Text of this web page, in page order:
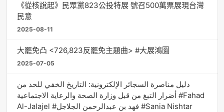
《從核說起》民眾黨823公投特展 號召500萬票展現台灣
民意
2025-08-11
大罷免凸 <726,823反罷免主題曲> #大展鴻圖
2025-07-05
دليل مناصرة السجائر الإلكترونية: التاريخ الخفي للحد من
أضرار التبغ من قبل وزارة الصحة والرعاية الاجتماعية #Fahad
Al-Jalajel #فهد بن عبدالرحمن الجلاجل #Sania Nishtar